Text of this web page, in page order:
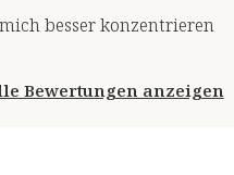
besser konzentrieren
Bewertungen anzeigen